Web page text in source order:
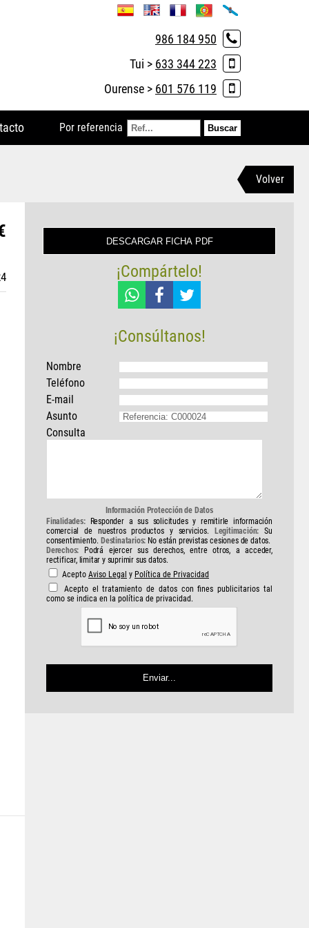
986 184 950
Tui > 633 344 223
Ourense > 601 576 119
Por referencia
Volver
¡Compártelo!
¡Consúltanos!
Nombre
Teléfono
E-mail
Asunto
Consulta
Información Protección de Datos
Finalidades:Responder a sus solicitudes y remitirle información
comercial de nuestros productos y servicios.
Legitimación: Su
consentimiento. Destinatarios: No están previstas cesiones de datos.
Derechos: Podrá ejercer sus derechos, entre otros, a acceder,
rectificar, limitar y suprimir sus datos.
Acepto Aviso Legal y Política de Privacidad
Acepto el tratamiento de datos con fines publicitarios tal
como se indica en la política de privacidad.